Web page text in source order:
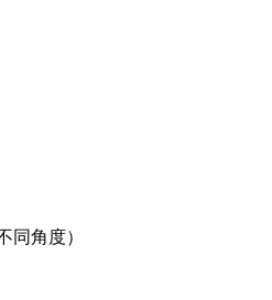
同角度）